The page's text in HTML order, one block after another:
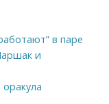
в паре
и